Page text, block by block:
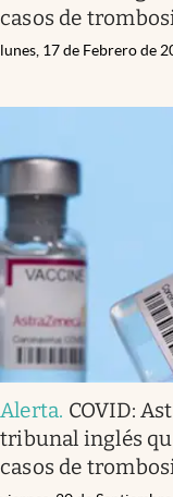
casos de
lunes, 17 de Febrero de
Alerta. COVID:
tribunal inglés
casos de